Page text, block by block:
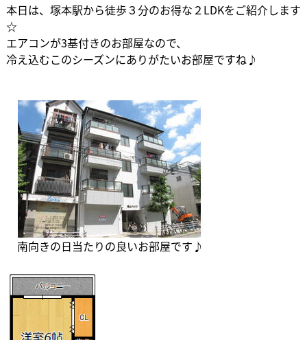
本日は、塚本駅から徒歩３分のお得な２LDKをご紹介します
☆
エアコンが3基付きのお部屋なので、
冷え込むこのシーズンにありがたいお部屋ですね♪
南向きの日当たりの良いお部屋です♪